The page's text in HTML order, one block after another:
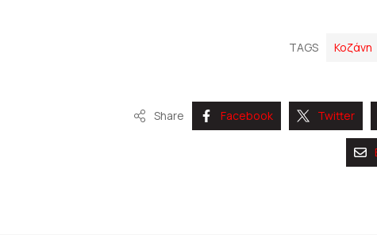
TAGS Κοζάνη
Share Facebook Twitter